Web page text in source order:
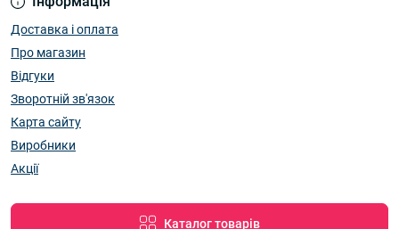
Доставка і оплата
Про магазин
Відгуки
Зворотній зв'язок
Карта сайту
Виробники
Акції
Каталог товарів